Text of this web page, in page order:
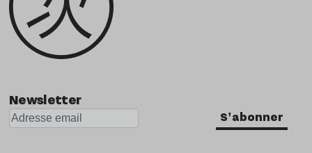
Newsletter
S'abonner